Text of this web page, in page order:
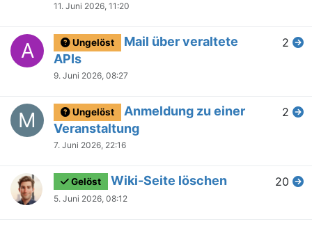
11. Juni 2026, 11:20
A Ungelöst
Mail über veraltete
APIs
9. Juni 2026, 08:27
2
M Ungelöst
Anmeldung zu einer
Veranstaltung
7. Juni 2026, 22:16
2
Gelöst Wiki-Seite löschen
5. Juni 2026, 08:12
20